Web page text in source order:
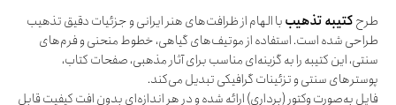
طرحکتیبه تذهیببا الهام از ظرافت‌های هنر ایرانی و جزئیات دقیق تذهیب
طراحی شده است. استفاده از موتیف‌های گیاهی، خطوط منحنی و فرم‌های
سنتی، این کتیبه را به گزینه‌ای مناسب برای آثار مذهبی، صفحات کتاب،
پوسترهای سنتی و تزئینات گرافیکی تبدیل می‌کند.
فایل به‌صورت وکتور (برداری) ارائه شده و در هر اندازه‌ای بدون افت کیفیت قابل